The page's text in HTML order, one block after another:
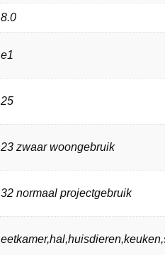
8.0
e1
25
23 zwaar woongebruik
32 normaal projectgebruik